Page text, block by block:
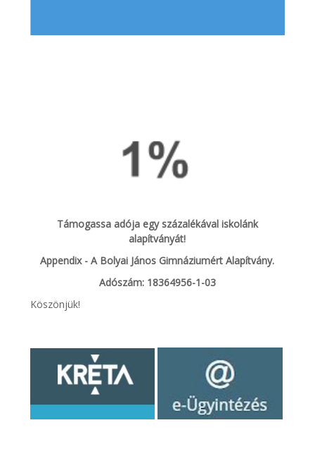
Támogassa adója egy százalékával iskolánk
alapítványát!
Appendix - A Bolyai János Gimnáziumért Alapítvány.
Adószám: 18364956-1-03
Köszönjük!